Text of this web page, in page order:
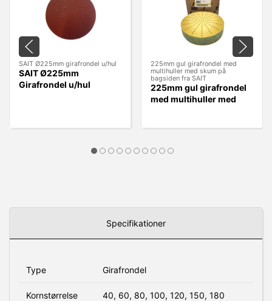
SAIT Ø225mm girafrondel u/hul
SAIT Ø225mm
Girafrondel u/hul
225mm gul girafrondel med
multihuller med skum på
bagsiden fra SAIT
225mm gul girafrondel
med multihuller med
Specifikationer
Type Girafrondel
Kornstørrelse 40, 60, 80, 100, 120, 150, 180